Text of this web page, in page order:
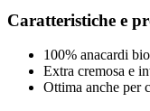
Caratteristiche e
100% anacardi
Extra cremosa e
Ottima anche per